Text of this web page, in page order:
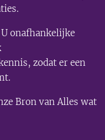
onafhankelijke
zodat er een
Bron van Alles wat